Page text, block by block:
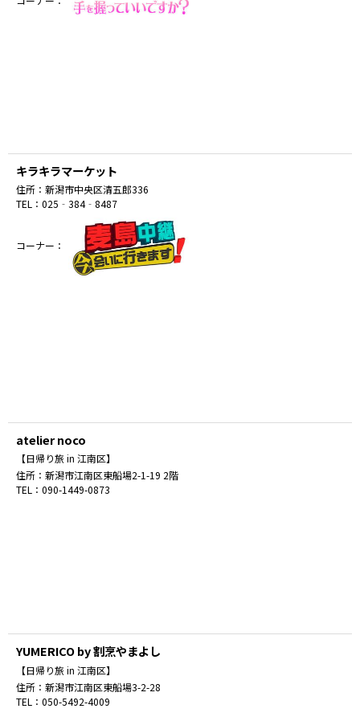
キラキラマーケット
住所： 新潟市中央区清五郎336
TEL： 025‐384‐8487
コーナー：
atelier noco
【日帰り旅 in 江南区】
住所： 新潟市江南区東船場2-1-19 2階
TEL： 090-1449-0873
YUMERICO by 割烹やまよし
【日帰り旅 in 江南区】
住所： 新潟市江南区東船場3-2-28
TEL： 050-5492-4009